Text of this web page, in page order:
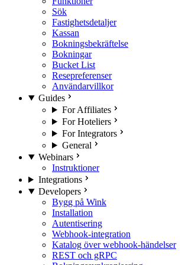
Sök
Fastighetsdetaljer
Kassan
Bokningsbekräftelse
Bokningar
Bucket List
Resepreferenser
Användarvillkor
Guides
For Affiliates
For Hoteliers
For Integrators
General
Webinars
Instruktioner
Integrations
Developers
Bygg på Wink
Installation
Autentisering
Webhook-integration
Katalog över webhook-händelser
REST och gRPC